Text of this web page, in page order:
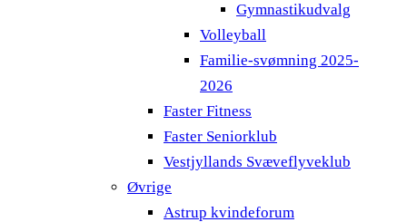
Gymnastikudvalg
Volleyball
Familie-svømning 2025-
2026
Faster Fitness
Faster Seniorklub
Vestjyllands Svæveflyveklub
Øvrige
Astrup kvindeforum